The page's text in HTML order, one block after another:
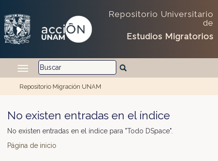
Repositorio Universitario
de
Estudios Migratorios
Repositorio Migración UNAM
No existen entradas en el índice
No existen entradas en el índice para "Todo DSpace".
Página de inicio